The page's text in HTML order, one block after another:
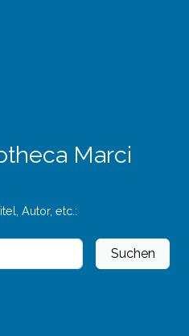
Marci
Autor, etc.:
Suchen